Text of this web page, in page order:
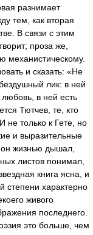
разнимает
тем, как вторая
В связи с этим
проза же,
механистическому.
и сказать: «Не
лик: в ней
в ней есть
Тютчев, те, кто
не только к Гете, но
и выразительные
жизнью дышал,
листов понимал,
книга ясна, и
степени характерно
живого
последнего.
это больше, чем